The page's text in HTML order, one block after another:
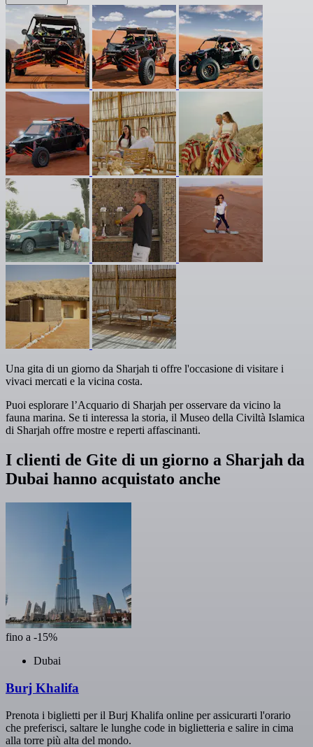
Una gita di un giorno da Sharjah ti offre l'occasione di visitare i
vivaci mercati e la vicina costa.
Puoi esplorare l’Acquario di Sharjah per osservare da vicino la
fauna marina. Se ti interessa la storia, il Museo della Civiltà Islamica
di Sharjah offre mostre e reperti affascinanti.
I clienti de Gite di un giorno a Sharjah da
Dubai hanno acquistato anche
fino a -15%
Dubai
Burj Khalifa
Prenota i biglietti per il Burj Khalifa online per assicurarti l'orario
che preferisci, saltare le lunghe code in biglietteria e salire in cima
alla torre più alta del mondo.